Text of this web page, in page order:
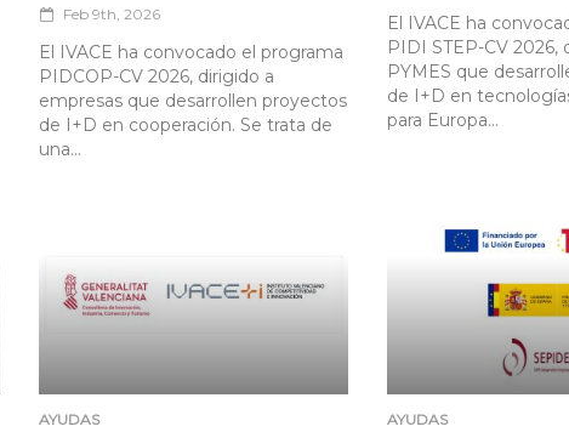
Feb 9th, 2026
El IVACE ha convocado el programa
PIDCOP-CV 2026, dirigido a
empresas que desarrollen proyectos
de I+D en cooperación. Se trata de
una...
El IVACE ha
PIDI STEP-CV 2026,
PYMES que
de I+D en
para Europa...
AYUDAS AYUDAS